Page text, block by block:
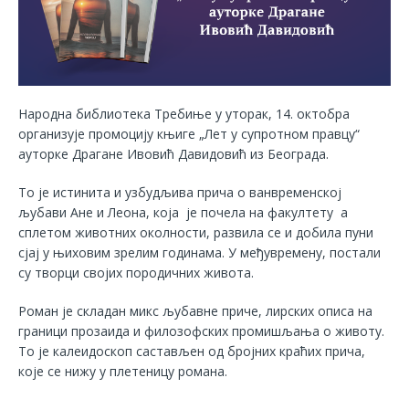
Народна библиотека Требиње у уторак, 14. октобра
организује промоцију књиге „Лет у супротном правцу“
ауторке Драгане Ивовић Давидовић из Београда.
То је истинита и узбудљива прича о ванвременској
љубави Ане и Леона, која је почела на факултету а
сплетом животних околности, развила се и добила пуни
сјај у њиховим зрелим годинама. У међувремену, постали
су творци својих породичних живота.
Роман је складан микс љубавне приче, лирских описа на
граници прозаида и филозофских промишљања о животу.
То је калеидоскоп састављен од бројних краћих прича,
које се нижу у плетеницу романа.